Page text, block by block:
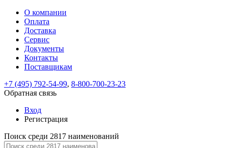
ВходРегистрация
Только
test@example.com
отправлена
по
ней
для
регистрации.
Ок
Только
Восстановление
пароля
Заполните
форму.
Мы
отправим
ссылку
на
указанный
электронный
На
вашу
test@test.ru
отправлена
ссылка.
Перейдите
по
Введите
новый
пароль
Пароль
успешно
Войти
Обратная
связь
Сообщение
Ваше
сообщение
успешно
О компании
Оплата
Доставка
Сервис
Документы
Контакты
Поставщикам
+7 (495) 792-54-99, 8-800-700-23-23
Обратная связь
Вход
Регистрация
Поиск среди 2817 наименований